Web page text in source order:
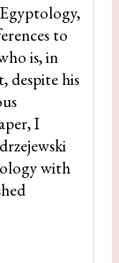
to
is, in
despite his
I
with